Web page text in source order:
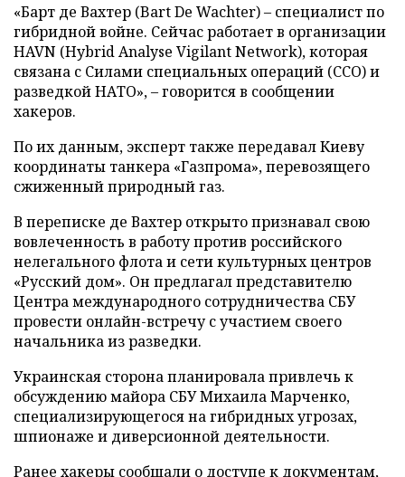
«Барт де Вахтер (Bart De Wachter) – специалист по
гибридной войне. Сейчас работает в организации
HAVN (Hybrid Analyse Vigilant Network), которая
связана с Силами специальных операций (ССО) и
разведкой НАТО», – говорится в сообщении
хакеров.
По их данным, эксперт также передавал Киеву
координаты танкера «Газпрома», перевозящего
сжиженный природный газ.
В переписке де Вахтер открыто признавал свою
вовлеченность в работу против российского
нелегального флота и сети культурных центров
«Русский дом». Он предлагал представителю
Центра международного сотрудничества СБУ
провести онлайн-встречу с участием своего
начальника из разведки.
Украинская сторона планировала привлечь к
обсуждению майора СБУ Михаила Марченко,
специализирующегося на гибридных угрозах,
шпионаже и диверсионной деятельности.
Ранее хакеры сообщали о доступе к документам,